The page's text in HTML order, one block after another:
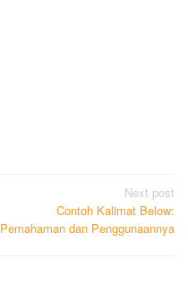
Next post
Contoh Kalimat Below:
Pemahaman dan Penggunaannya